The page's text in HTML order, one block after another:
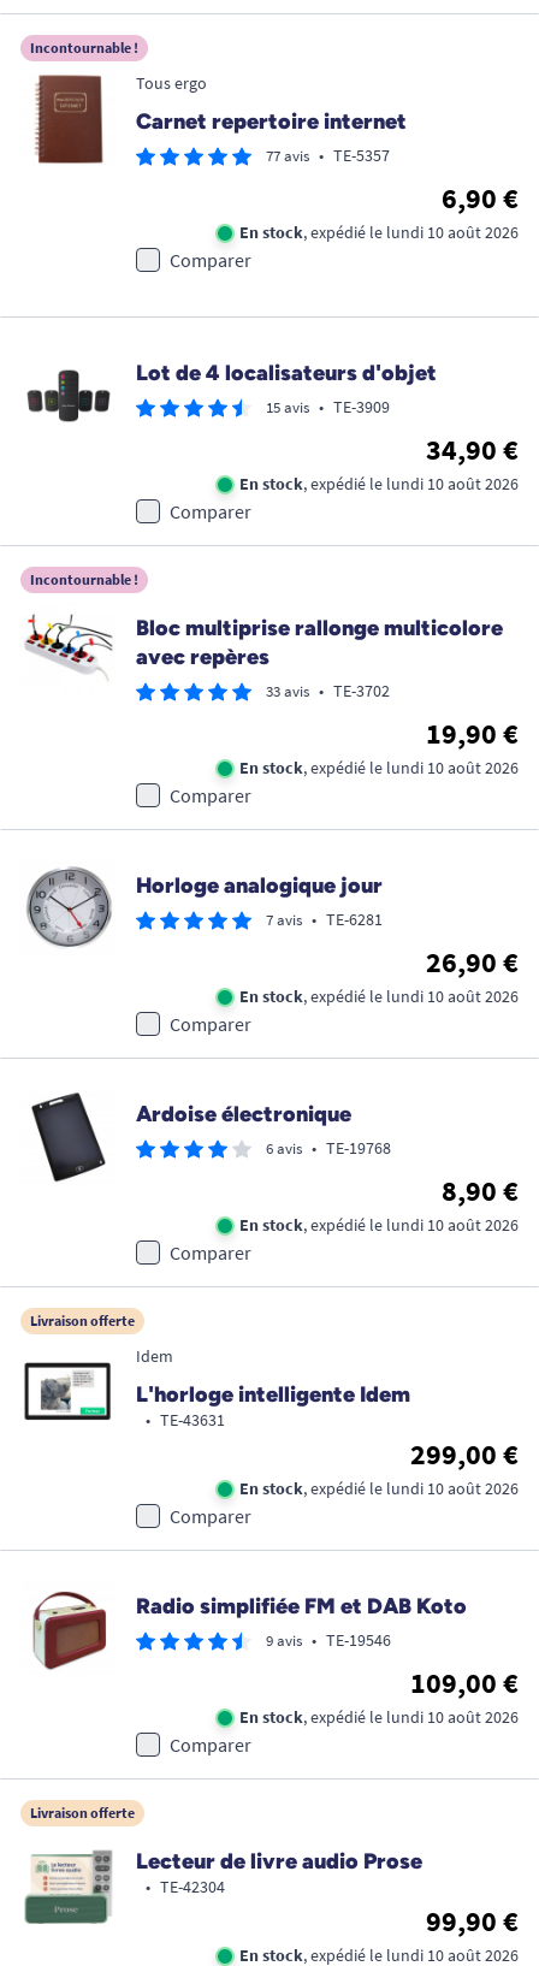
Incontournable !
Tous ergo
Carnet repertoire internet
77 avis • TE-5357
6,90 €
En stock, expédié le lundi 10 août 2026
Comparer
Lot de 4 localisateurs d'objet
15 avis • TE-3909
34,90 €
En stock, expédié le lundi 10 août 2026
Comparer
Incontournable !
Bloc multiprise rallonge multicolore
avec repères
33 avis • TE-3702
19,90 €
En stock, expédié le lundi 10 août 2026
Comparer
Horloge analogique jour
7 avis • TE-6281
26,90 €
En stock, expédié le lundi 10 août 2026
Comparer
Ardoise électronique
6 avis • TE-19768
8,90 €
En stock, expédié le lundi 10 août 2026
Comparer
Livraison offerte
Idem
L'horloge intelligente Idem
• TE-43631
299,00 €
En stock, expédié le lundi 10 août 2026
Comparer
Radio simplifiée FM et DAB Koto
9 avis • TE-19546
109,00 €
En stock, expédié le lundi 10 août 2026
Comparer
Livraison offerte
Lecteur de livre audio Prose
• TE-42304
99,90 €
En stock, expédié le lundi 10 août 2026